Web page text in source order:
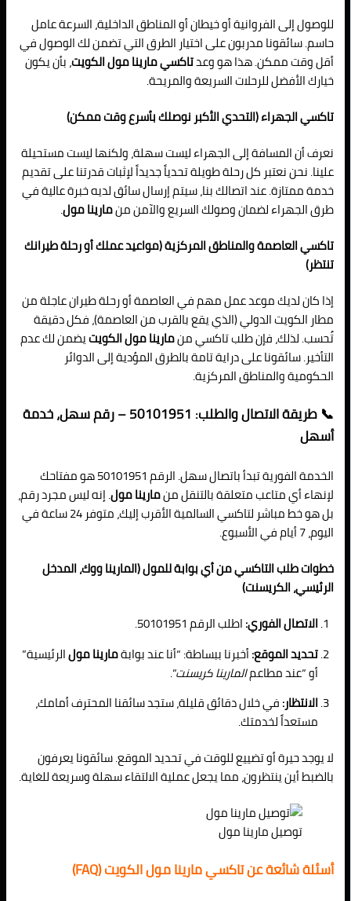
للوصول إلى الفروانية أو خيطان أو المناطق الداخلية، السرعة عامل
حاسم. سائقونا مدربون على اختيار الطرق التي تضمن لك الوصول في
أقل وقت ممكن. هذا هو وعدتاكسي مارينا مول الكويت، بأن يكون
خيارك الأفضل للرحلات السريعة والمريحة.
تاكسي الجهراء (التحدي الأكبر نوصلك بأسرع وقت ممكن)
نعرف أن المسافة إلى الجهراء ليست سهلة، ولكنها ليست مستحيلة
علينا. نحن نعتبر كل رحلة طويلة تحدياً جديداً لإثبات قدرتنا على تقديم
خدمة ممتازة. عند اتصالك بنا، سيتم إرسال سائق لديه خبرة عالية في
طرق الجهراء لضمان وصولك السريع والآمن منمارينا مول.
تاكسي العاصمة والمناطق المركزية (مواعيد عملك أو رحلة طيرانك
تنتظر)
إذا كان لديك موعد عمل مهم في العاصمة أو رحلة طيران عاجلة من
مطار الكويت الدولي (الذي يقع بالقرب من العاصمة)، فكل دقيقة
تُحسب. لذلك، فإن طلب تاكسي منمارينا مول الكويتيضمن لك عدم
التأخير. سائقونا على دراية تامة بالطرق المؤدية إلى الدوائر
الحكومية والمناطق المركزية.
📞 طريقة الاتصال والطلب: 50101951 – رقم سهل، خدمة
أسهل
الخدمة الفورية تبدأ باتصال سهل. الرقم 50101951 هو مفتاحك
لإنهاء أي متاعب متعلقة بالتنقل منمارينا مول. إنه ليس مجرد رقم،
بل هو خط مباشر لتاكسي السالمية الأقرب إليك، متوفر 24 ساعة في
اليوم، 7 أيام في الأسبوع.
خطوات طلب التاكسي من أي بوابة للمول (المارينا ووك، المدخل
الرئيسي، الكريسنت)
الاتصال الفوري:اطلب الرقم 50101951.
تحديد الموقع:أخبرنا ببساطة: “أنا عند بوابةمارينا مولالرئيسية”
أو “عند مطاعمالمارينا كريسنت“.
الانتظار:في خلال دقائق قليلة، ستجد سائقنا المحترف أمامك،
مستعداً لخدمتك.
لا يوجد حيرة أو تضييع للوقت في تحديد الموقع. سائقونا يعرفون
بالضبط أين ينتظرون، مما يجعل عملية الالتقاء سهلة وسريعة للغاية.
توصيل مارينا مول
أسئلة شائعة عن تاكسي مارينا مول الكويت (FAQ)